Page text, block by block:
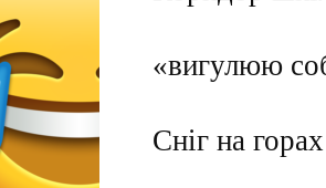
«вигулюю
Сніг на